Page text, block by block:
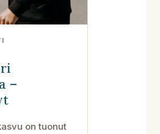
–
on tuonut